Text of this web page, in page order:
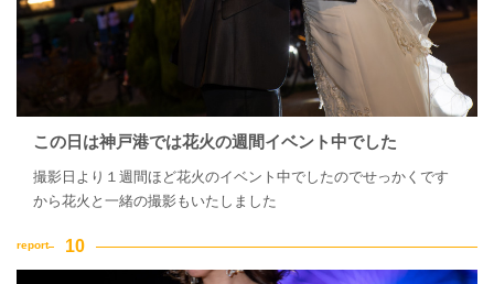
この日は神戸港では花火の週間イベント中でした
撮影日より１週間ほど花火のイベント中でしたのでせっかくです
から花火と一緒の撮影もいたしました